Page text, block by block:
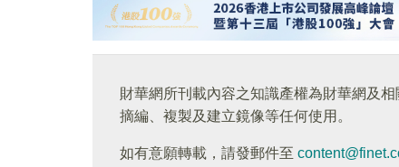
財華網所刊載內容之知識產權為財華網及
摘編、複製及建立鏡像等任何使用。
如有意願轉載，請發郵件至